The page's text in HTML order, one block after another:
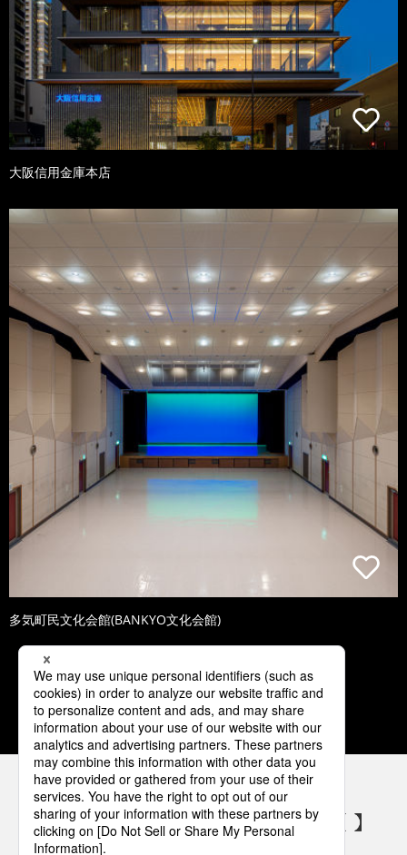
大阪信用金庫本店
多気町民文化会館(BANKYO文化会館)
1 2 3 4 5
パナソニックの電気設備 SNSアカウント